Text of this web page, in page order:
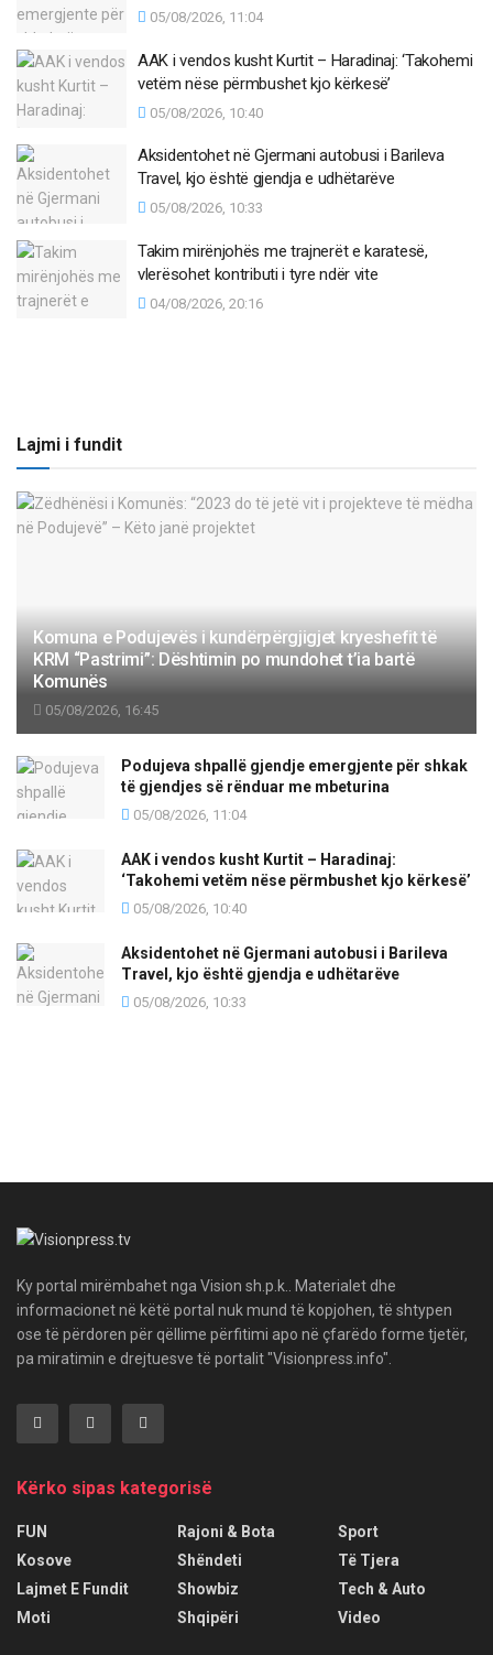
05/08/2026, 11:04
AAK i vendos kusht Kurtit – Haradinaj: ‘Takohemi
vetëm nëse përmbushet kjo kërkesë’
05/08/2026, 10:40
Aksidentohet në Gjermani autobusi i Barileva
Travel, kjo është gjendja e udhëtarëve
05/08/2026, 10:33
Takim mirënjohës me trajnerët e karatesë,
vlerësohet kontributi i tyre ndër vite
04/08/2026, 20:16
Lajmi i fundit
Komuna e Podujevës i kundërpërgjigjet kryeshefit të
KRM “Pastrimi”: Dështimin po mundohet t’ia bartë
Komunës
05/08/2026, 16:45
Podujeva shpallë gjendje emergjente për shkak
të gjendjes së rënduar me mbeturina
05/08/2026, 11:04
AAK i vendos kusht Kurtit – Haradinaj:
‘Takohemi vetëm nëse përmbushet kjo kërkesë’
05/08/2026, 10:40
Aksidentohet në Gjermani autobusi i Barileva
Travel, kjo është gjendja e udhëtarëve
05/08/2026, 10:33
Ky portal mirëmbahet nga Vision sh.p.k.. Materialet dhe
informacionet në këtë portal nuk mund të kopjohen, të shtypen
ose të përdoren për qëllime përfitimi apo në çfarëdo forme tjetër,
pa miratimin e drejtuesve të portalit "Visionpress.info".
Kërko sipas kategorisë
FUN
Kosove
Lajmet E Fundit
Moti
Rajoni & Bota
Shëndeti
Showbiz
Shqipëri
Sport
Të Tjera
Tech & Auto
Video